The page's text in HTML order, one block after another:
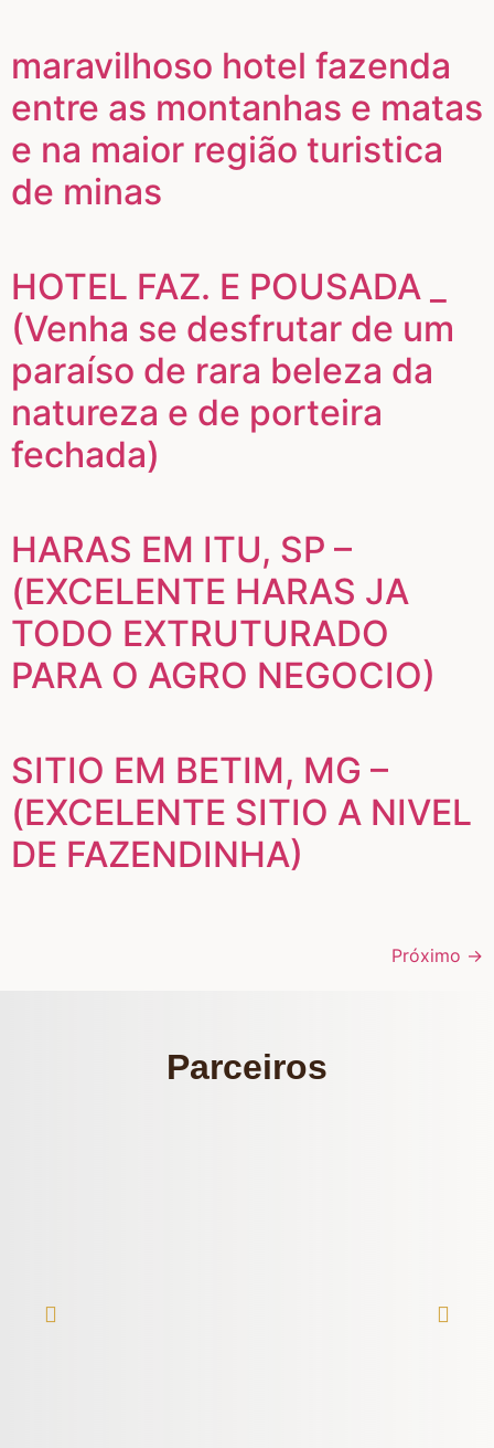
maravilhoso hotel fazenda
entre as montanhas e matas
e na maior região turistica
de minas
HOTEL FAZ. E POUSADA _
(Venha se desfrutar de um
paraíso de rara beleza da
natureza e de porteira
fechada)
HARAS EM ITU, SP –
(EXCELENTE HARAS JA
TODO EXTRUTURADO
PARA O AGRO NEGOCIO)
SITIO EM BETIM, MG –
(EXCELENTE SITIO A NIVEL
DE FAZENDINHA)
Próximo →
Parceiros